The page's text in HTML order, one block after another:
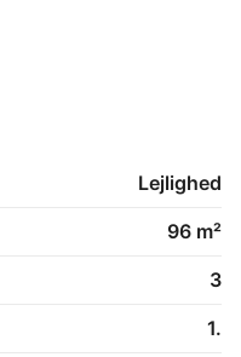
Lejlighed
96 m²
3
1.